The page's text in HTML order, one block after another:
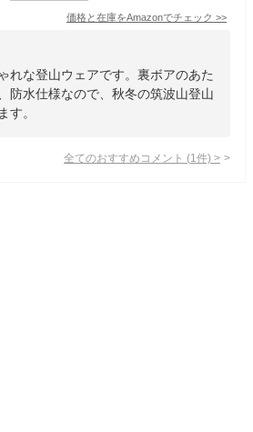
価格と在庫をAmazonでチェック >>
れな登山ウェアです。裏ボアのあた
防水仕様なので、秋冬の筑波山登山
す。
全てのおすすめコメント (1 件) >